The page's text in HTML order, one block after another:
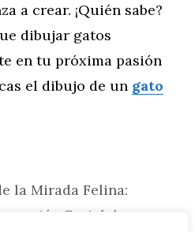
a crear. ¡Quién sabe?
dibujar gatos
en tu próxima pasión
el dibujo de un gato
la Mirada Felina:
Facial de un